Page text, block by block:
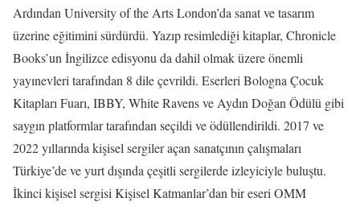
Ardından University of the Arts London’da sanat ve tasarım
üzerine eğitimini sürdürdü. Yazıp resimlediği kitaplar, Chronicle
Books’un İngilizce edisyonu da dahil olmak üzere önemli
yayınevleri tarafından 8 dile çevrildi. Eserleri Bologna Çocuk
Kitapları Fuarı, IBBY, White Ravens ve Aydın Doğan Ödülü gibi
saygın platformlar tarafından seçildi ve ödüllendirildi. 2017 ve
2022 yıllarında kişisel sergiler açan sanatçının çalışmaları
Türkiye’de ve yurt dışında çeşitli sergilerde izleyiciyle buluştu.
İkinci kişisel sergisi Kişisel Katmanlar’dan bir eseri OMM